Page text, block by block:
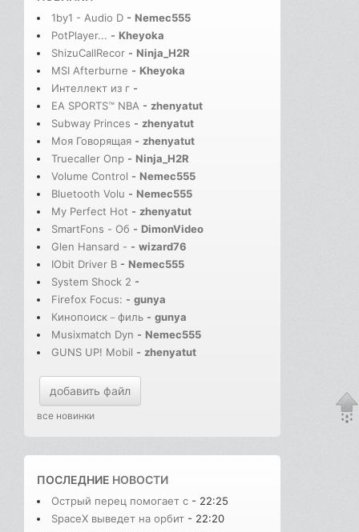
1by1 - Audio D - Nemec555
PotPlayer... - Kheyoka
ShizuCallRecor - Ninja_H2R
MSI Afterburne - Kheyoka
Интеллект из г -
EA SPORTS™ NBA - zhenyatut
Subway Princes - zhenyatut
Моя Говорящая - zhenyatut
Truecaller Опр - Ninja_H2R
Volume Control - Nemec555
Bluetooth Volu - Nemec555
My Perfect Hot - zhenyatut
SmartFons - Об - DimonVideo
Glen Hansard - - wizard76
IObit Driver B - Nemec555
System Shock 2 -
Firefox Focus: - gunya
Кинопоиск－филь - gunya
Musixmatch Dyn - Nemec555
GUNS UP! Mobil - zhenyatut
добавить файл
все новинки
ПОСЛЕДНИЕ НОВОСТИ
Острый перец помогает с - 22:25
SpaceX выведет на орбит - 22:20